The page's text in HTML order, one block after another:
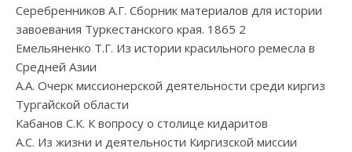
Серебренников А.Г. Сборник материалов для истории
завоевания Туркестанского края. 1865 2
Емельяненко Т.Г. Из истории красильного ремесла в
Средней Азии
А.А. Очерк миссионерской деятельности среди киргиз
Тургайской области
Кабанов С.К. К вопросу о столице кидаритов
А.С. Из жизни и деятельности Киргизской миссии